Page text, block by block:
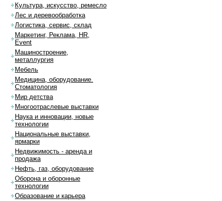
Культура, искусство, ремесло
Лес и деревообработка
Логистика, сервис, склад
Маркетинг, Реклама, HR,
Event
Машиностроение,
металлургия
Мебель
Медицина, оборудование.
Стоматология
Мир детства
Многоотраслевые выставки
Наука и инновации, новые
технологии
Национальные выставки,
ярмарки
Недвижимость - аренда и
продажа
Нефть, газ, оборудование
Оборона и оборонные
технологии
Образование и карьера